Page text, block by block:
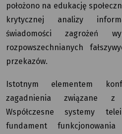
położono na edukację
krytycznej analizy
świadomości zagrożeń
rozpowszechnianych
przekazów.
Istotnym elementem
zagadnienia związane z
Współczesne systemy
fundament